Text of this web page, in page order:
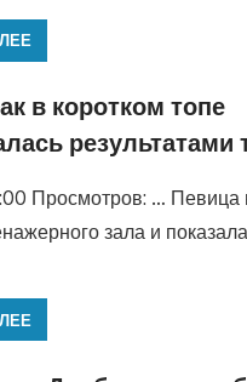
в коротком топе
результатами
Просмотров: …
зала и